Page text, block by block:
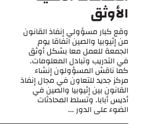
الأوثق
وقع كبار مسؤولي إنفاذ القانون
من إثيوبيا والصين اتفاقا يوم
الجمعة للعمل معا بشكل أوثق
في التدريب وتبادل المعلومات.
كما ناقش المسؤولون إنشاء
مركز جديد للتعاون في مجال إنفاذ
القانون بين إثيوبيا والصين في
أديس أبابا. وتسلط المحادثات
الضوء على الدور ...